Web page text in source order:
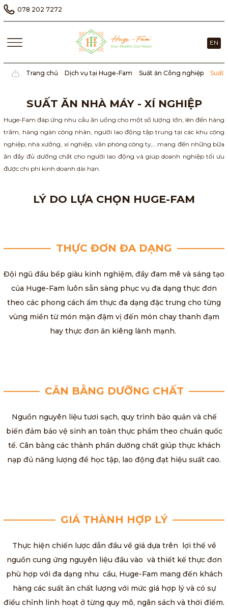
078 202 7272
EN
Trang chủ Dịch vụ tại Huge-Fam Suất ăn Công nghiệp Suất
SUẤT ĂN NHÀ MÁY - XÍ NGHIỆP
Huge-Fam đáp ứng nhu cầu ăn uống cho một số lượng lớn, lên đến hàng
trăm, hàng ngàn công nhân, người lao động tập trung tại các khu công
nghiệp, nhà xưởng, xí nghiệp, văn phòng công ty,...mang đến những bữa
ăn đầy đủ dưỡng chất cho người lao động và giúp doanh nghiệp tối ưu
được chi phí kinh doanh dài hạn.
LÝ DO LỰA CHỌN HUGE-FAM
THỰC ĐƠN ĐA DẠNG
Đội ngũ đầu bếp giàu kinh nghiệm, đầy đam mê và sáng tạo
của Huge-Fam luôn sẵn sàng phục vụ đa dạng thực đơn
theo các phong cách ẩm thực đa dạng đặc trưng cho từng
vùng miền từ món mặn đậm vị đến món chay thanh đạm
hay thực đơn ăn kiêng lành mạnh.
CÂN BẰNG DƯỠNG CHẤT
Nguồn nguyên liệu tươi sạch, quy trình bảo quản và chế
biến đảm bảo vệ sinh an toàn thực phẩm theo chuẩn quốc
tế. Cân bằng các thành phần dưỡng chất giúp thực khách
nạp đủ năng lượng để học tập, lao động đạt hiệu suất cao.
GIÁ THÀNH HỢP LÝ
Thực hiện chiến lược dẫn đầu về giá dựa trên lợi thế về
nguồn cung ứng nguyên liệu đầu vào và thiết kế thực đơn
phù hợp với đa dạng nhu cầu, Huge-Fam mang đến khách
hàng các suất ăn chất lượng với mức giá hợp lý và có sự
điều chỉnh linh hoạt ở từng quy mô, ngân sách và thời điểm.